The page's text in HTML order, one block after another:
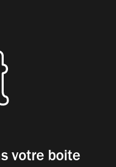
votre boite